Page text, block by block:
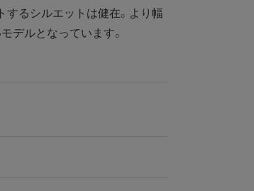
るシルエットは健在。より幅
デルとなっています。